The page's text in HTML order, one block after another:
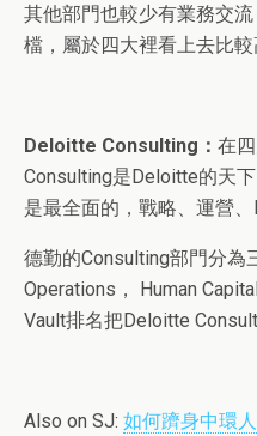
其他部門也較少有業務交
檔，屬於四大裡看上去比較
Deloitte Consulting： 在
Consulting是Deloitte的天
是最全面的，戰略、運營、
德勤的Consulting部門分為
Operations， Human
Vault排名把Deloitte
Also on SJ: 如何躋身中環